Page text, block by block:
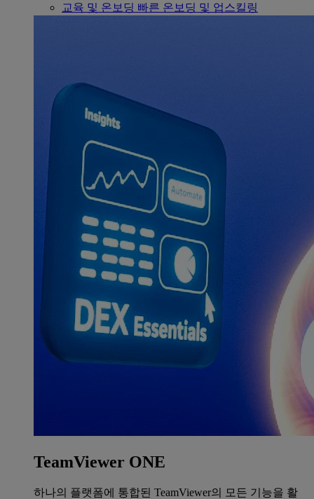
교육 및 온보딩 빠른 온보딩 및 업스킬링
TeamViewer ONE
하나의 플랫폼에 통합된 TeamViewer의 모든 기능을 활